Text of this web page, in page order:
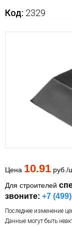
Код: 2329
Цена 10.91 руб./
Для строителей
звоните: +7
Последнее изменение
Данные могут быть